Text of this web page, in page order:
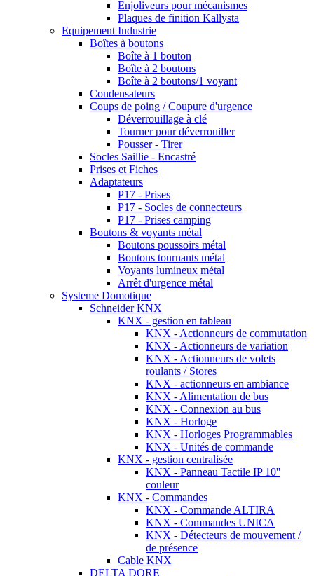
Enjoliveurs pour mécanismes
Plaques de finition Kallysta
Equipement Industrie
Boîtes à boutons
Boîte à 1 bouton
Boîte à 2 boutons
Boîte à 2 boutons/1 voyant
Condensateurs
Coups de poing / Coupure d'urgence
Déverrouillage à clé
Tourner pour déverrouiller
Pousser - Tirer
Socles Saillie - Encastré
Prises et Fiches
Adaptateurs
P17 - Prises
P17 - Socles de connecteurs
P17 - Prises camping
Boutons & voyants métal
Boutons poussoirs métal
Boutons tournants métal
Voyants lumineux métal
Arrêt d'urgence métal
Systeme Domotique
Schneider KNX
KNX - gestion en tableau
KNX - Actionneurs de commutation
KNX - Actionneurs de variation
KNX - Actionneurs de volets
roulants / Stores
KNX - actionneurs en ambiance
KNX - Alimentation de bus
KNX - Connexion au bus
KNX - Horloge
KNX - Horloges Programmables
KNX - Unités de commande
KNX - gestion centralisée
KNX - Panneau Tactile IP 10''
couleur
KNX - Commandes
KNX - Commande ALTIRA
KNX - Commandes UNICA
KNX - Détecteurs de mouvement /
de présence
Cable KNX
DELTA DORE